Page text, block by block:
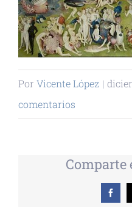
Por Vicente López |
comentarios
Comparte